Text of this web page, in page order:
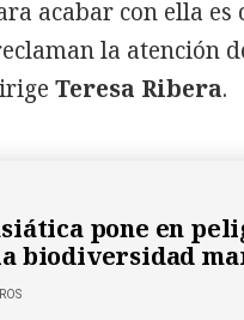
acabar con ella
la atención
Teresa Ribera.
pone en
biodiversidad